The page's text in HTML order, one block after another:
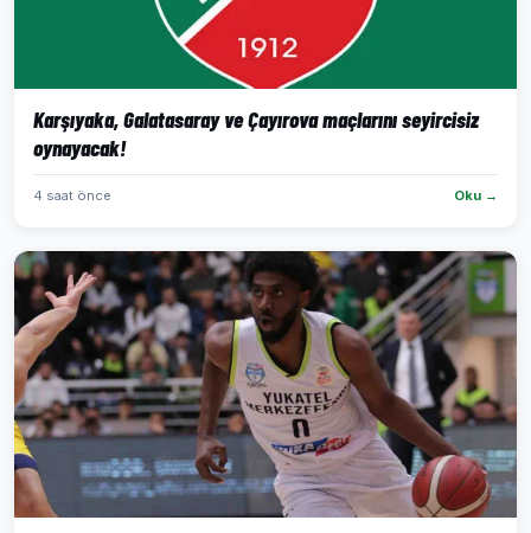
Karşıyaka, Galatasaray ve Çayırova maçlarını seyircisiz
oynayacak!
4 saat önce Oku →